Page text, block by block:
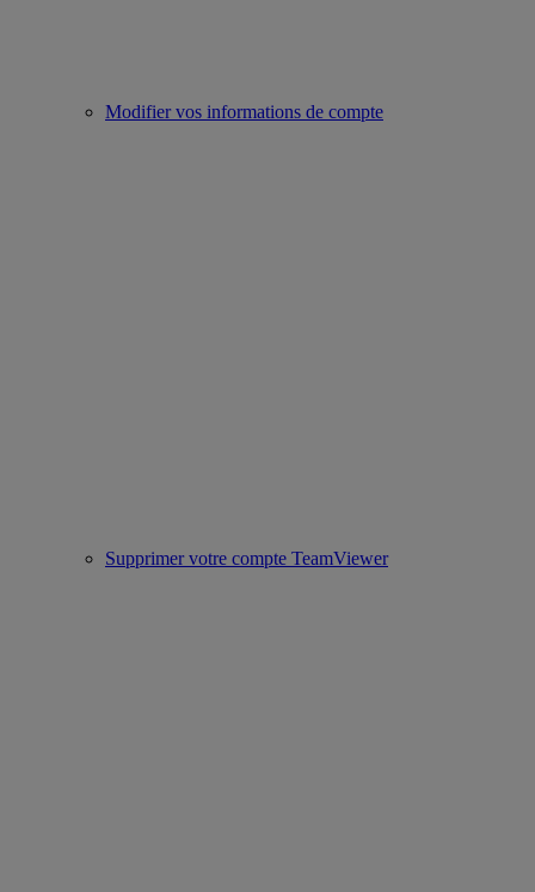
Modifier vos informations de compte
Supprimer votre compte TeamViewer